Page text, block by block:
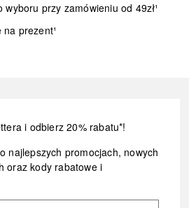
przy zamówieniu od 49zł¹
na prezent¹
i odbierz 20% rabatu*!
najlepszych promocjach, nowych
oraz kody rabatowe i